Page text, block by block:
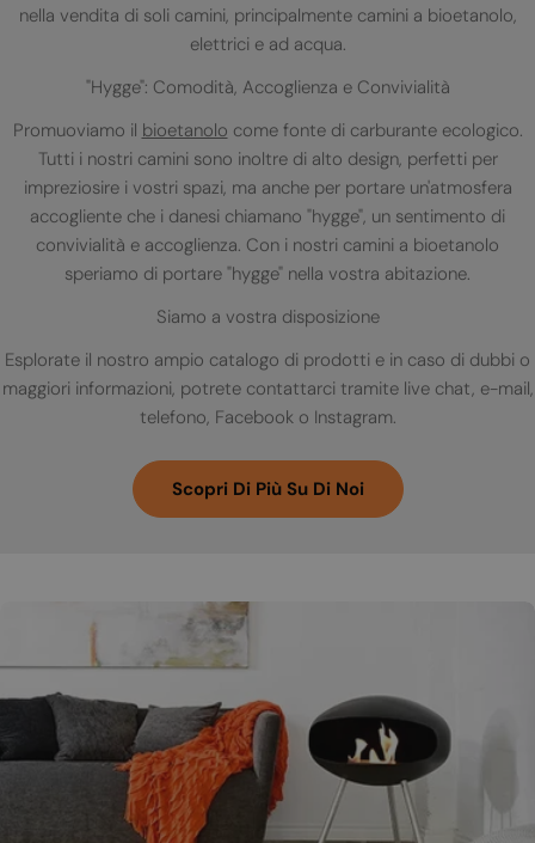
nella vendita di soli camini, principalmente camini a bioetanolo,
elettrici e ad acqua.
"Hygge": Comodità, Accoglienza e Convivialità
Promuoviamo il bioetanolo come fonte di carburante ecologico.
Tutti i nostri camini sono inoltre di alto design, perfetti per
impreziosire i vostri spazi, ma anche per portare un'atmosfera
accogliente che i danesi chiamano "hygge", un sentimento di
convivialità e accoglienza. Con i nostri camini a bioetanolo
speriamo di portare "hygge" nella vostra abitazione.
Siamo a vostra disposizione
Esplorate il nostro ampio catalogo di prodotti e in caso di dubbi o
maggiori informazioni, potrete contattarci tramite live chat, e-mail,
telefono, Facebook o Instagram.
Scopri Di Più Su Di Noi